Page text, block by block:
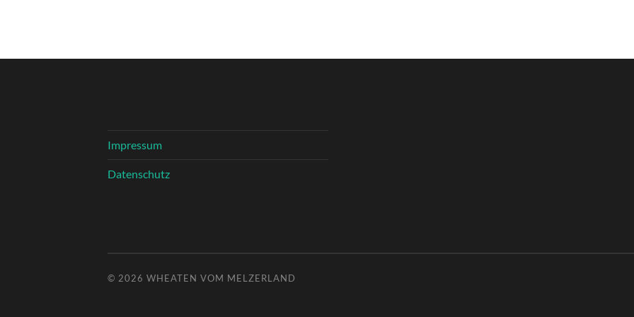
Impressum
Datenschutz
© 2026 WHEATEN VOM MELZERLAND